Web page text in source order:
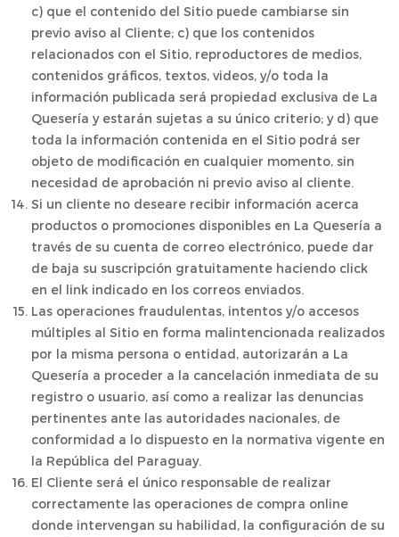
c) que el contenido del Sitio puede cambiarse sin
previo aviso al Cliente; c) que los contenidos
relacionados con el Sitio, reproductores de medios,
contenidos gráficos, textos, videos, y/o toda la
información publicada será propiedad exclusiva de La
Quesería y estarán sujetas a su único criterio; y d) que
toda la información contenida en el Sitio podrá ser
objeto de modificación en cualquier momento, sin
necesidad de aprobación ni previo aviso al cliente.
Si un cliente no deseare recibir información acerca
productos o promociones disponibles en La Quesería a
través de su cuenta de correo electrónico, puede dar
de baja su suscripción gratuitamente haciendo click
en el link indicado en los correos enviados.
Las operaciones fraudulentas, intentos y/o accesos
múltiples al Sitio en forma malintencionada realizados
por la misma persona o entidad, autorizarán a La
Quesería a proceder a la cancelación inmediata de su
registro o usuario, así como a realizar las denuncias
pertinentes ante las autoridades nacionales, de
conformidad a lo dispuesto en la normativa vigente en
la República del Paraguay.
El Cliente será el único responsable de realizar
correctamente las operaciones de compra online
donde intervengan su habilidad, la configuración de su